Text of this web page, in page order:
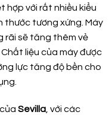
hợp với rất nhiều kiểu
thước tương xứng. Máy
rãi sẽ tăng thêm vẻ
liệu của máy được
lực tăng độ bền cho
Sevilla , với các